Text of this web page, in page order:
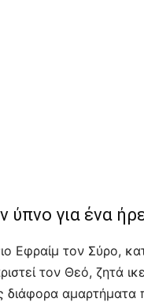
ύπνο για ένα
Εφραίμ τον Σύρο,
τον Θεό, ζητά
αμαρτήματα